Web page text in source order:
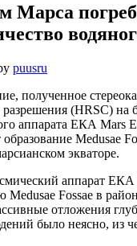
Марса
puusru
полученное
разрешения (HRSC) на
аппарата ЕКА Mars
Medusae
экваторе.
аппарат ЕКА
Fossae в
отложения
было неясно, из